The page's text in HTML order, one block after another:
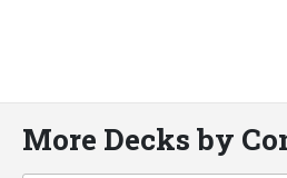
More Decks by